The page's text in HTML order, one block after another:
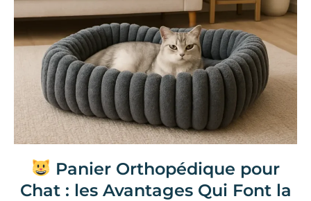
Panier Orthopédique pour
Chat : les Avantages Qui Font la